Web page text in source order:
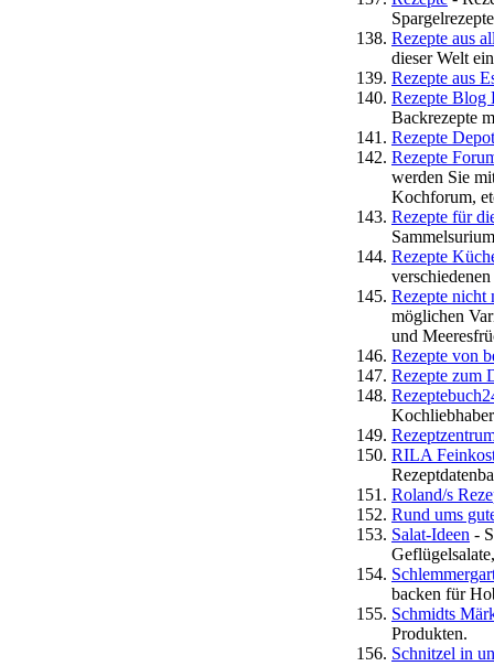
Rezepte aus
dieser Welt
Rezepte aus
Rezepte Blog
Backrezepte
Rezepte Depot
Rezepte
werden Sie
Kochforum,
Rezepte für
Rezepte
Rezepte nicht
möglichen
und
Rezepte von
Rezepte zum
RILA
Roland/s
Rund ums
Salat-Ideen -
backen für
Schmidts
Produkten.
Schnitzel in